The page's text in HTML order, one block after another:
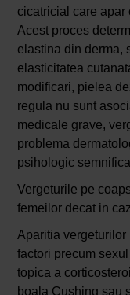
cicatricial care
Acest proces
elastina din derma,
elasticitatea
modificari, pielea
regula nu sunt
medicale grave,
problema
psihologic
Vergeturile pe
femeilor decat in
Aparitia vergeturilor
factori precum
topica a
boala Cushing sau